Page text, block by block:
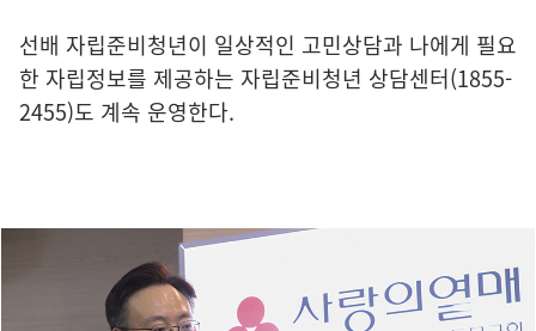
선배 자립준비청년이 일상적인 고민상담과 나에게 필요
한 자립정보를 제공하는 자립준비청년 상담센터(1855-
2455)도 계속 운영한다.